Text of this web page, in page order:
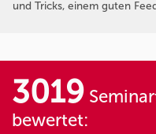
und Tricks, einem guten
3019
bewertet: